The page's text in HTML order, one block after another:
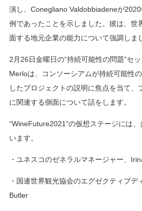
演し、Conegliano Valdobbiadeneが
例であったことを示しました。彼は、世
面する地元企業の能力について強調しま
2月26日金曜日の“持続可能性の問題”セ
Merloは、コンソーシアムが持続可能性
したプロジェクトの説明に焦点を当て、
に関連する側面について話をします。
“WineFuture2021”の仮想ステージには
います。
・ユネスコのゼネラルマネージャー、
・国連世界観光協会のエグゼクティブデ
Butler